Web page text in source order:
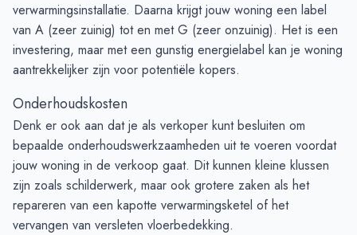
verwarmingsinstallatie. Daarna krijgt jouw woning een label
van A (zeer zuinig) tot en met G (zeer onzuinig). Het is een
investering, maar met een gunstig energielabel kan je woning
aantrekkelijker zijn voor potentiële kopers.
Onderhoudskosten
Denk er ook aan dat je als verkoper kunt besluiten om
bepaalde onderhoudswerkzaamheden uit te voeren voordat
jouw woning in de verkoop gaat. Dit kunnen kleine klussen
zijn zoals schilderwerk, maar ook grotere zaken als het
repareren van een kapotte verwarmingsketel of het
vervangen van versleten vloerbedekking.